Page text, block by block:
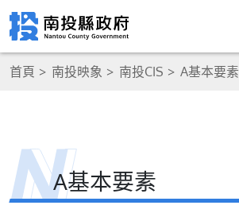
首頁 南投映象 南投CIS A基本要素
A基本要素